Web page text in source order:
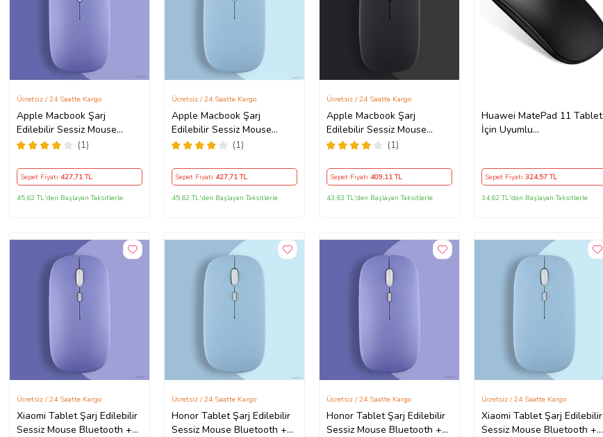
Apple Macbook Şarj
Edilebilir Sessiz Mouse
Bluetooth + 2.4Hz Wifi
(Lavanta)
(1)
Ücretsiz / 24 Saatte Kargo
Sepet Fiyatı 427,71 TL
45,62 TL'den Başlayan Taksitlerle
Apple Macbook Şarj
Edilebilir Sessiz Mouse
Bluetooth + 2.4Hz Wifi
(1)
Ücretsiz / 24 Saatte Kargo
Sepet Fiyatı 427,71 TL
45,62 TL'den Başlayan Taksitlerle
Apple Macbook Şarj
Edilebilir Sessiz Mouse
Bluetooth + 2.4Hz Wifi
(Siyah)
(1)
Ücretsiz / 24 Saatte Kargo
Sepet Fiyatı 409,11 TL
43,63 TL'den Başlayan Taksitlerle
Huawei MatePad 11 Tablet
İçin Uyumlu
Sepet Fiyatı 324,57 TL
34,62 TL'den Başlayan Taksitlerle
Xiaomi Tablet Şarj Edilebilir
Sessiz Mouse Bluetooth +
Ücretsiz / 24 Saatte Kargo
Honor Tablet Şarj Edilebilir
Sessiz Mouse Bluetooth +
Ücretsiz / 24 Saatte Kargo
Honor Tablet Şarj Edilebilir
Sessiz Mouse Bluetooth +
Ücretsiz / 24 Saatte Kargo
Xiaomi Tablet Şarj Edilebilir
Sessiz Mouse Bluetooth +
Ücretsiz / 24 Saatte Kargo